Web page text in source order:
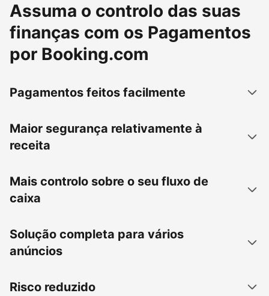
Assuma o controlo das suas
finanças com os Pagamentos
por Booking.com
Pagamentos feitos facilmente
Maior segurança relativamente à
receita
Mais controlo sobre o seu fluxo de
caixa
Solução completa para vários
anúncios
Risco reduzido